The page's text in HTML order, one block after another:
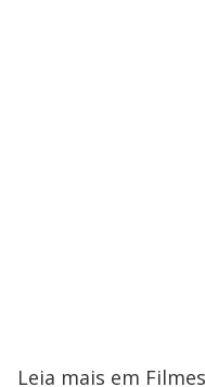
Leia mais em